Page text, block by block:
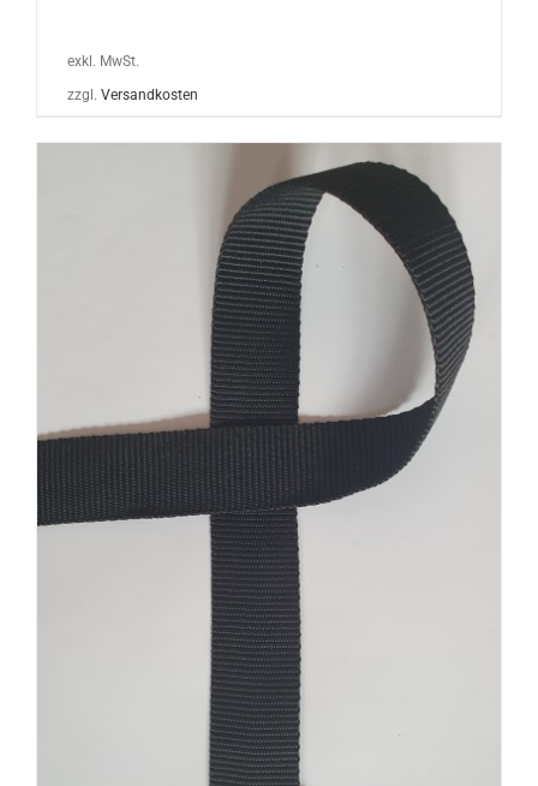
exkl. MwSt.
zzgl. Versandkosten